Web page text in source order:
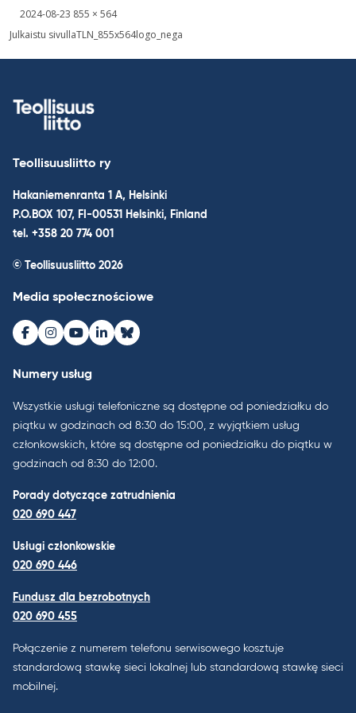
Kirjoitettu
2024-08-23 Täysikokoinen
855 × 564
Nawigacja
Julkaistu sivullaTLN_855x564logo_nega
Teollisuusliitto ry
Hakaniemenranta 1 A, Helsinki
P.O.BOX 107, FI-00531 Helsinki, Finland
tel. +358 20 774 001
© Teollisuusliitto 2026
Media społecznościowe
Facebook
Instagram
Youtube
LinkedInBluesky
Numery usług
Wszystkie usługi telefoniczne są dostępne od poniedziałku do
piątku w godzinach od 8:30 do 15:00, z wyjątkiem usług
członkowskich, które są dostępne od poniedziałku do piątku w
godzinach od 8:30 do 12:00.
Porady dotyczące zatrudnienia
020 690 447
Usługi członkowskie
020 690 446
Fundusz dla bezrobotnych
020 690 455
Połączenie z numerem telefonu serwisowego kosztuje
standardową stawkę sieci lokalnej lub standardową stawkę sieci
mobilnej.